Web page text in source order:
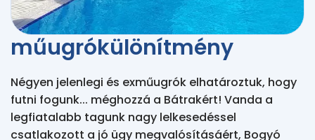
műugrókülönítmény
Négyen jelenlegi és exműugrók elhatároztuk, hogy
futni fogunk... méghozzá a Bátrakért! Vanda a
legfiatalabb tagunk nagy lelkesedéssel
csatlakozott a jó ügy megvalósításáért, Bogyó